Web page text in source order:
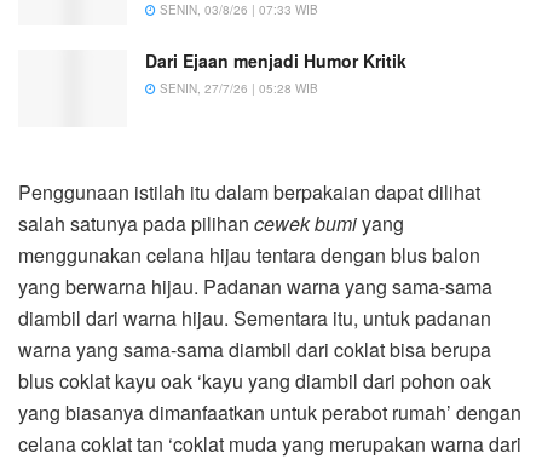
SENIN, 03/8/26 | 07:33 WIB
Dari Ejaan menjadi Humor Kritik
SENIN, 27/7/26 | 05:28 WIB
Penggunaan istilah itu dalam berpakaian dapat dilihat
salah satunya pada pilihan cewek bumiyang
menggunakan celana hijau tentara dengan blus balon
yang berwarna hijau. Padanan warna yang sama-sama
diambil dari warna hijau. Sementara itu, untuk padanan
warna yang sama-sama diambil dari coklat bisa berupa
blus coklat kayu oak ‘kayu yang diambil dari pohon oak
yang biasanya dimanfaatkan untuk perabot rumah’ dengan
celana coklat tan ‘coklat muda yang merupakan warna dari